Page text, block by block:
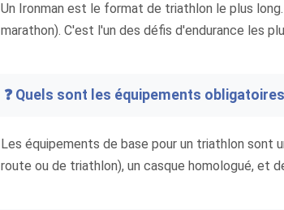
Un Ironman est le format de triathlon le plus
marathon). C'est l'un des défis d'endurance les
❓ Quels sont les équipements
Les équipements de base pour un triathlon sont
route ou de triathlon), un casque homologué, et